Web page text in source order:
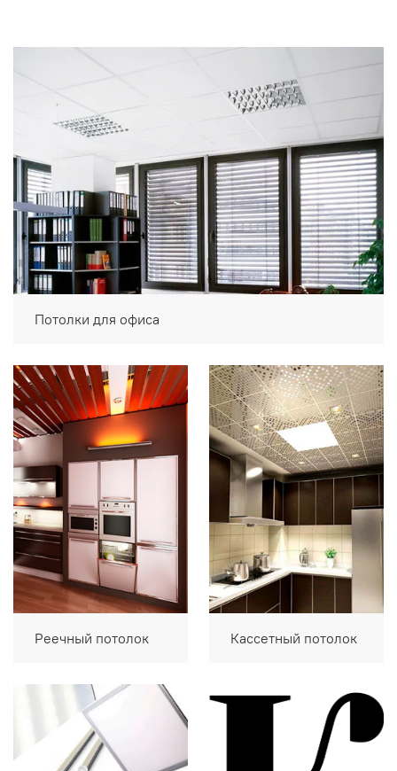
Потолки для офиса
Реечный потолок Кассетный потолок